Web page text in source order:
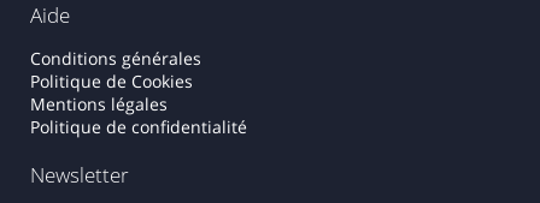
Aide
Conditions générales
Politique de Cookies
Mentions légales
Politique de confidentialité
Newsletter